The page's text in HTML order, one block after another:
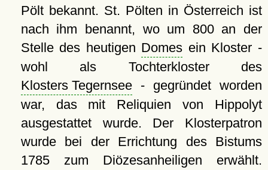
Pölt bekannt. St. Pölten in Österreich ist
nach ihm benannt, wo um 800 an der
Stelle des heutigen Domes ein Kloster -
wohl als Tochterkloster des
Klosters Tegernsee- gegründet worden
war, das mit Reliquien von Hippolyt
ausgestattet wurde. Der Klosterpatron
wurde bei der Errichtung des Bistums
1785 zum Diözesanheiligen erwählt.